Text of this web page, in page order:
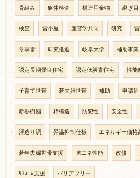
骨組み 躯体検査 構造用金物 継ぎ目
検査 雷小屋 産官学共同 研究
冬季雷 研究推進 岐阜大学 補助事業
認定長期優良住宅 認定低炭素住宅 性能
子育て世帯 若夫婦世帯 補助 申請
断熱樹脂 枠構造 防犯性 安全性
浮造り調 昇温抑制仕様 エネルギー価格
若年夫婦世帯支援 省エネ性能 改修
ﾘﾌｫｰﾑ支援 バリアフリー